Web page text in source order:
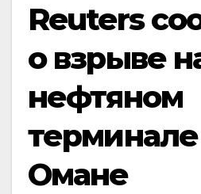
Reuters
о взрыве
нефтяном
Омане